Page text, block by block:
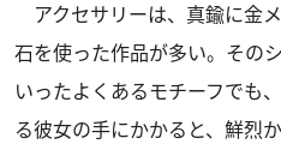
アクセサリーは、真鍮に金
石を使った作品が多い。その
いったよくあるモチーフでも
る彼女の手にかかると、鮮烈